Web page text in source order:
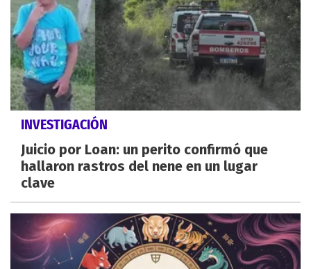
INVESTIGACIÓN
Juicio por Loan: un perito confirmó que
hallaron rastros del nene en un lugar
clave